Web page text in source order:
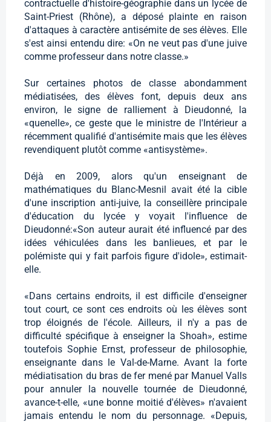
contractuelle d'histoire-géographie dans un lycée de
Saint-Priest (Rhône), a déposé plainte en raison
d'attaques à caractère antisémite de ses élèves. Elle
s'est ainsi entendu dire: «On ne veut pas d'une juive
comme professeur dans notre classe.»
Sur certaines photos de classe abondamment
médiatisées, des élèves font, depuis deux ans
environ, le signe de ralliement à Dieudonné, la
«quenelle», ce geste que le ministre de l'Intérieur a
récemment qualifié d'antisémite mais que les élèves
revendiquent plutôt comme «antisystème».
Déjà en 2009, alors qu'un enseignant de
mathématiques du Blanc-Mesnil avait été la cible
d'une inscription anti-juive, la conseillère principale
d'éducation du lycée y voyait l'influence de
Dieudonné:«Son auteur aurait été influencé par des
idées véhiculées dans les banlieues, et par le
polémiste qui y fait parfois figure d'idole», estimait-
elle.
«Dans certains endroits, il est difficile d'enseigner
tout court, ce sont ces endroits où les élèves sont
trop éloignés de l'école. Ailleurs, il n'y a pas de
difficulté spécifique à enseigner la Shoah», estime
toutefois Sophie Ernst, professeur de philosophie,
enseignante dans le Val-de-Marne. Avant la forte
médiatisation du bras de fer mené par Manuel Valls
pour annuler la nouvelle tournée de Dieudonné,
avance-t-elle, «une bonne moitié d'élèves» n'avaient
jamais entendu le nom du personnage. «Depuis,